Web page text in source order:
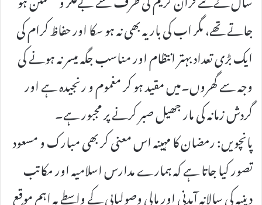
جاتے تھے، مگر اب کی بار یہ بھی نہ ہو سکا اور حفاظ کرام کی
ایک بڑی تعداد بہتر انتظام اور مناسب جگہ میسر نہ ہونے کی
وجہ سے گھروں۔میں مقید ہو کر مغموم و رنجیدہ ہے اور
گردش زمانہ کی مار جھیل صبر کرنے پر مجبور ہے۔
پانچویں: رمضان کا مہینہ اس معنی کر بھی مبارک و مسعود
تصور کیا جاتا ہے کہ ہمارے مدارس اسلامیہ اور مکاتب
دینیہ کی سالانہ آمدنی اور مالی وصولیابی کے واسطے یہ اہم موقع